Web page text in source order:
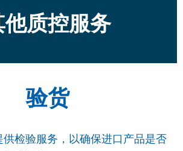
质控服务
验货
供检验服务，以确保进口产品是否